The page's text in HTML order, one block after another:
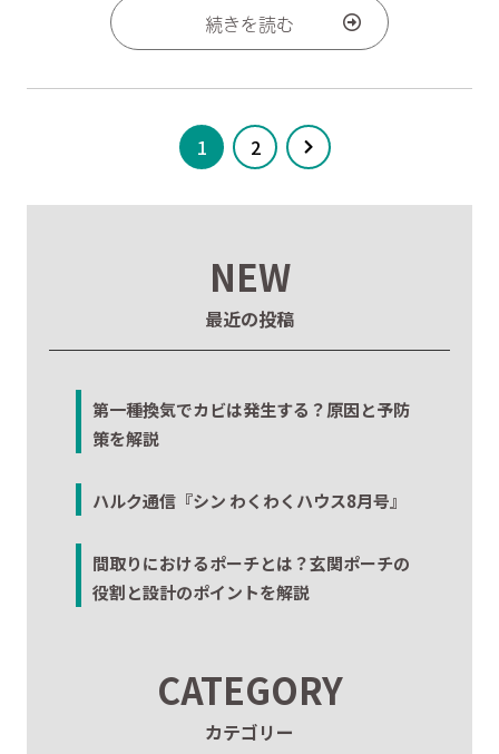
続きを読む
1 2
NEW
最近の投稿
第一種換気でカビは発生する？原因と予防
策を解説
ハルク通信『シン わくわくハウス8月号』
間取りにおけるポーチとは？玄関ポーチの
役割と設計のポイントを解説
CATEGORY
カテゴリー